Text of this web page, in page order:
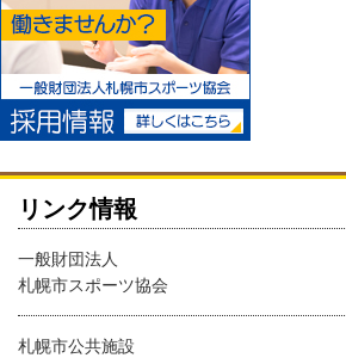
リンク情報
一般財団法人
札幌市スポーツ協会
札幌市公共施設